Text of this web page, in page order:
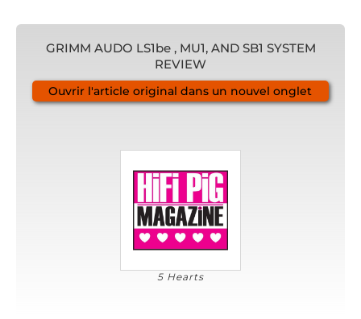
GRIMM AUDO LS1be , MU1, AND SB1 SYSTEM
REVIEW
Ouvrir l'article original dans un nouvel onglet
5 Hearts